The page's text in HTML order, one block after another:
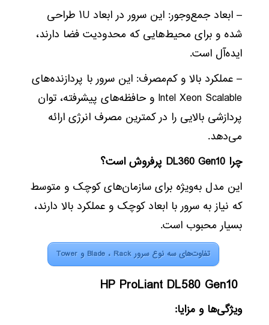
– ابعاد جمع‌وجور: این سرور در ابعاد ۱U طراحی
شده و برای محیط‌هایی که محدودیت فضا دارند،
ایده‌آل است.
– عملکرد بالا و کم‌مصرف: این سرور با پردازنده‌های
Intel Xeon Scalable و حافظه‌های پیشرفته، توان
پردازشی بالایی را در کمترین مصرف انرژی ارائه
می‌دهد.
چرا DL360 Gen10 پرفروش است؟
این مدل به‌ویژه برای سازمان‌های کوچک و متوسط
که نیاز به سرور با ابعاد کوچک و عملکرد بالا دارند،
بسیار محبوب است.
تفاوت‌های سه نوع سرور Blade ، Rack و Tower
ویژگی‌ها و مزایا: